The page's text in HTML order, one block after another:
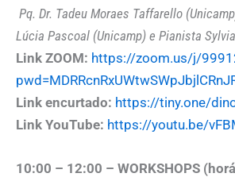
Pq. Dr. Tadeu Moraes Taffarello
Lúcia Pascoal (Unicamp) e Pianista
Link ZOOM: https://zoom.us/j/
Link encurtado: https://tiny.one/
Link YouTube: https://youtu.be/
10:00 – 12:00 – WORKSHOPS